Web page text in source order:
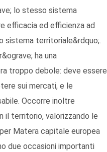
lo stesso sistema
efficacia ed efficienza ad
sistema territoriale&rdquo;.
ha una
troppo debole: deve essere
sui mercati, e le
Occorre inoltre
il territorio, valorizzando le
Matera capitale europea
due occasioni importanti